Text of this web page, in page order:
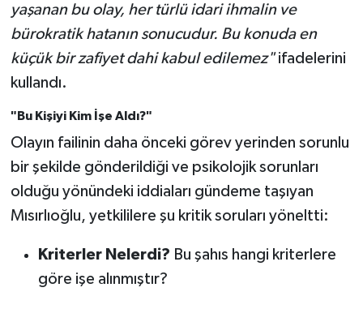
yaşanan bu olay, her türlü idari ihmalin ve
bürokratik hatanın sonucudur. Bu konuda en
küçük bir zafiyet dahi kabul edilemez"ifadelerini
kullandı.
"Bu Kişiyi Kim İşe Aldı?"
Olayın failinin daha önceki görev yerinden sorunlu
bir şekilde gönderildiği ve psikolojik sorunları
olduğu yönündeki iddiaları gündeme taşıyan
Mısırlıoğlu, yetkililere şu kritik soruları yöneltti:
Kriterler Nelerdi? Bu şahıs hangi kriterlere
göre işe alınmıştır?